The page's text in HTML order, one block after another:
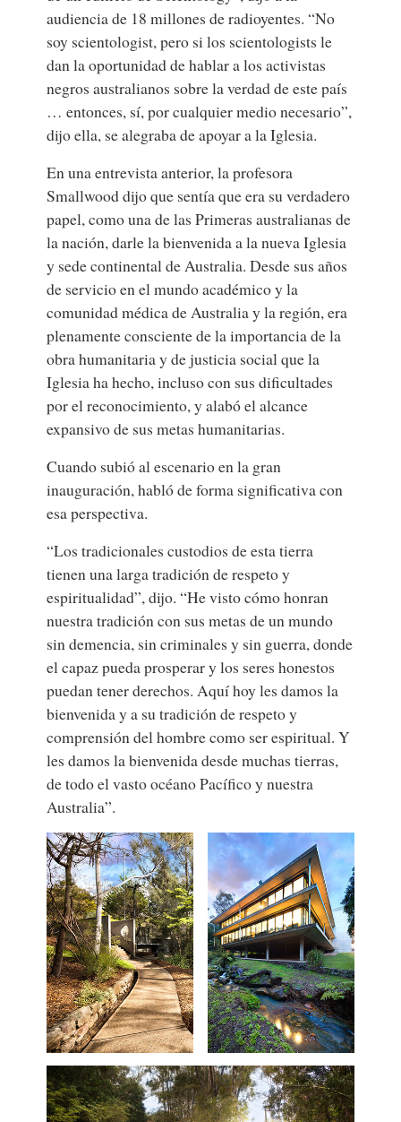
audiencia de 18 millones de radioyentes. “No
soy scientologist, pero si los scientologists le
dan la oportunidad de hablar a los activistas
negros australianos sobre la verdad de este país
… entonces, sí, por cualquier medio necesario”,
dijo ella, se alegraba de apoyar a la Iglesia.
En una entrevista anterior, la profesora
Smallwood dijo que sentía que era su verdadero
papel, como una de las Primeras australianas de
la nación, darle la bienvenida a la nueva Iglesia
y sede continental de Australia. Desde sus años
de servicio en el mundo académico y la
comunidad médica de Australia y la región, era
plenamente consciente de la importancia de la
obra humanitaria y de justicia social que la
Iglesia ha hecho, incluso con sus dificultades
por el reconocimiento, y alabó el alcance
expansivo de sus metas humanitarias.
Cuando subió al escenario en la gran
inauguración, habló de forma significativa con
esa perspectiva.
“Los tradicionales custodios de esta tierra
tienen una larga tradición de respeto y
espiritualidad”, dijo. “He visto cómo honran
nuestra tradición con sus metas de un mundo
sin demencia, sin criminales y sin guerra, donde
el capaz pueda prosperar y los seres honestos
puedan tener derechos. Aquí hoy les damos la
bienvenida y a su tradición de respeto y
comprensión del hombre como ser espiritual. Y
les damos la bienvenida desde muchas tierras,
de todo el vasto océano Pacífico y nuestra
Australia”.